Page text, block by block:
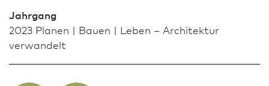
Jahrgang
2023 Planen | Bauen | Leben – Archi­tektur
verwandelt